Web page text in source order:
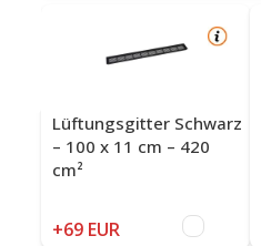
Lüftungsgitter Schwarz
– 100 x 11 cm – 420
cm²
+69 EUR